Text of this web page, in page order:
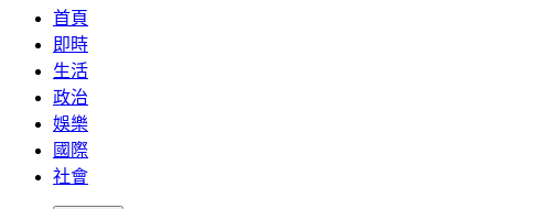
首頁
即時
生活
政治
娛樂
國際
社會